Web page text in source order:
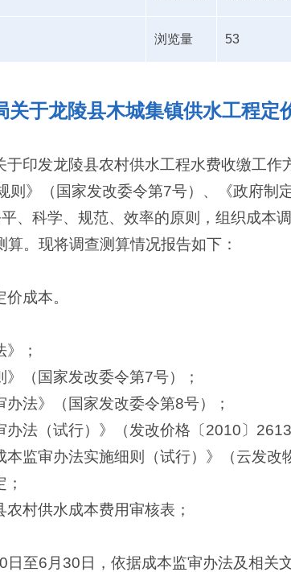
浏览量 53
关于龙陵县木城集镇供水工程定
印发龙陵县农村供水工程水费收缴工作
则》（国家发改委令第7号）、《政府制
、科学、规范、效率的原则，组织成本
。现将调查测算情况报告如下：
成本。
；
》（国家发改委令第7号）；
办法》（国家发改委令第8号）；
办法（试行）》（发改价格〔2010〕2613
本监审办法实施细则（试行）》（云发改
农村供水成本费用审核表；
日至6月30日，依据成本监审办法及相关